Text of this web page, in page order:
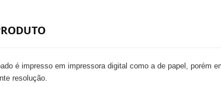
é impresso em impressora digital como a de papel,
resolução.